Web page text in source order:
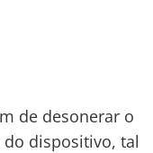
de desonerar o
dispositivo, tal